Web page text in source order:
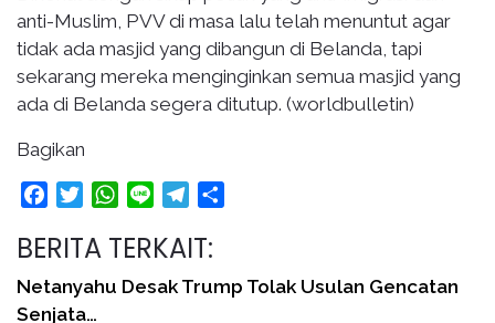
anti-Muslim, PVV di masa lalu telah menuntut agar
tidak ada masjid yang dibangun di Belanda, tapi
sekarang mereka menginginkan semua masjid yang
ada di Belanda segera ditutup. (worldbulletin)
Bagikan
FacebookTwitterWhatsApp
Line Telegram
BERITA TERKAIT:
Netanyahu Desak Trump Tolak Usulan Gencatan
Senjata…